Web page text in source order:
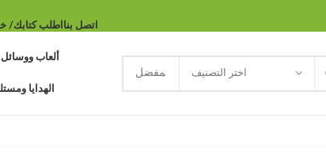
اطلب كتابك/ اتصل بنا
ألعاب ووسائل
الهدايا
اختر التصنيف